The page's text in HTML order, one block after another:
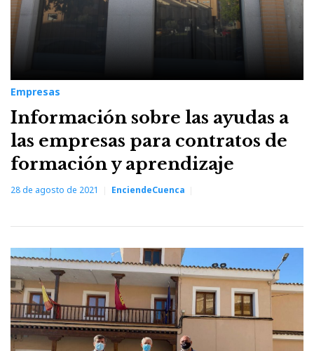
Empresas
Información sobre las ayudas a
las empresas para contratos de
formación y aprendizaje
28 de agosto de 2021 EnciendeCuenca